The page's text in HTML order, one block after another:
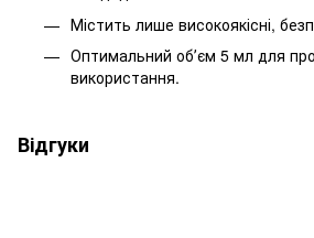
Містить лише високоякісні,
Оптимальний обʼєм 5 мл для
використання.
Відгуки